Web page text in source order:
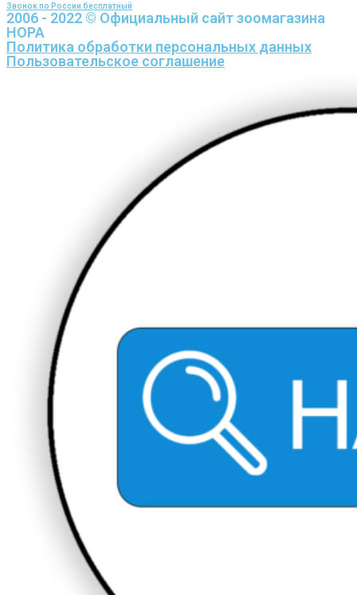
Звонок по России бесплатный
2006 - 2022 © Официальный сайт зоомагазина
НОРА
Политика обработки персональных данных
Пользовательское соглашение